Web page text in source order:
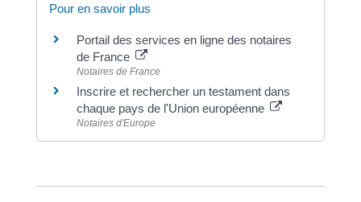
Pour en savoir plus
Portail des services en ligne des notaires
de France
Notaires de France
Inscrire et rechercher un testament dans
chaque pays de l'Union européenne
Notaires d'Europe